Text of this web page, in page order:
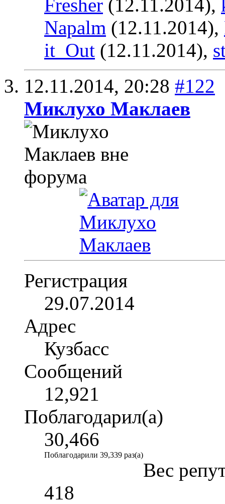
Fresher (12.11.2014),
Napalm (12.11.2014),
it_Out (12.11.2014),
12.11.2014, 20:28 #122
Миклухо Маклаев
Регистрация
29.07.2014
Адрес
Кузбасс
Сообщений
12,921
Поблагодарил(а)
30,466
Поблагодарили 39,339 раз(а)
Вес
418